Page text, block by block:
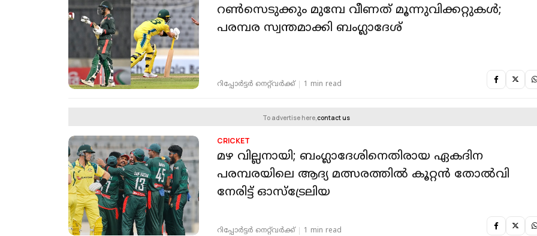
റണ്‍സെടുക്കും മുമ്പേ വീണത് മൂന്നുവിക്കറ്റുകള്‍;
പരമ്പര സ്വന്തമാക്കി ബംഗ്ലാദേശ്
റിപ്പോർട്ടർ നെറ്റ്‌വര്‍ക്ക്‌ 1 min read
To advertise here,contact us
CRICKET
മഴ വില്ലനായി; ബംഗ്ലാദേശിനെതിരായ ഏകദിന
പരമ്പരയിലെ ആദ്യ മത്സരത്തില്‍ കൂറ്റൻ തോല്‍വി
നേരിട്ട് ഓസ്ട്രേലിയ
റിപ്പോർട്ടർ നെറ്റ്‌വര്‍ക്ക്‌ 1 min read